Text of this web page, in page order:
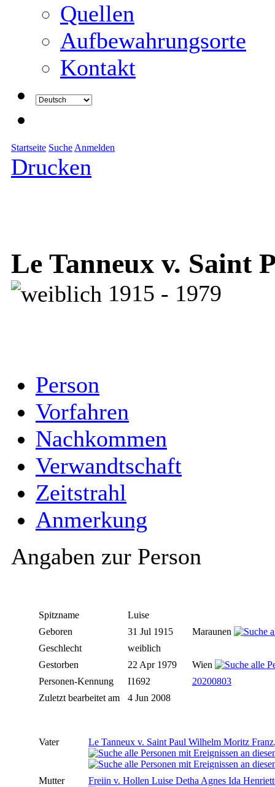
Quellen
Aufbewahrungsorte
Kontakt
Startseite Suche Anmelden
Drucken
Le Tanneux v. Saint
1915 - 1979
Person
Vorfahren
Nachkommen
Verwandtschaft
Zeitstrahl
Anmerkung
Angaben zur Person
Spitzname
Luise
Geboren
31 Jul 1915
Maraunen
Geschlecht
weiblich
Gestorben
22 Apr 1979
Wien
Personen-Kennung
I1692
20200803
Zuletzt bearbeitet am
4 Jun 2008
Vater Le Tanneux v. Saint Paul Wilhelm Moritz Franz
Mutter Freiin v. Hollen Luise Detha Agnes Ida